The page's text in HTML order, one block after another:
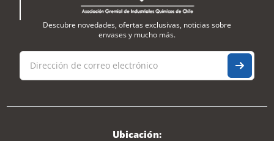
Descubre novedades, ofertas exclusivas, noticias sobre
envases y mucho más.
Ubicación: